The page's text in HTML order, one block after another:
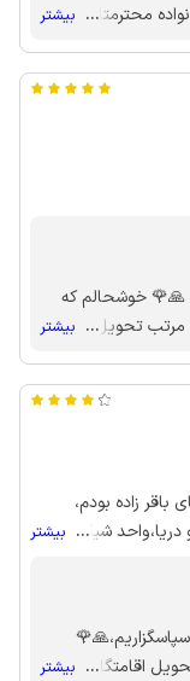
محترمتان فراهم
🙏🙏✨🌹
... بیشتر
🙏🌹 خوشحالم که
مرتب تحویل دادید
امیدوارم دوباره
... بیشتر
در اقامتگاه آقای باقر زاده بودم،
شیک و
اقامت داشتیم،ویلا
دوباره اقامتگاه
... بیشتر
اقامتگاه و نحوه
... بیشتر